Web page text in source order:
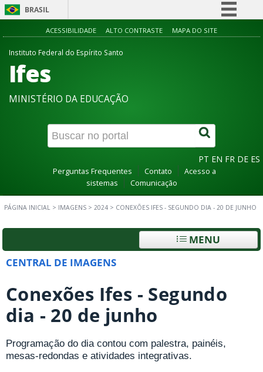
BRASIL
Simplifique!
Canais
ACESSIBILIDADE ALTO CONTRASTE MAPA DO SITE
Instituto Federal do Espírito Santo
Ifes
MINISTÉRIO DA EDUCAÇÃO
PT EN FR DE ES
Perguntas Frequentes Contato
Acesso a
sistemas
Comunicação
PÁGINA INICIAL > IMAGENS > 2024 > CONEXÕES IFES - SEGUNDO DIA - 20 DE JUNHO
MENU
CENTRAL DE IMAGENS
Conexões Ifes - Segundo
dia - 20 de junho
Programação do dia contou com palestra, painéis,
mesas-redondas e atividades integrativas.